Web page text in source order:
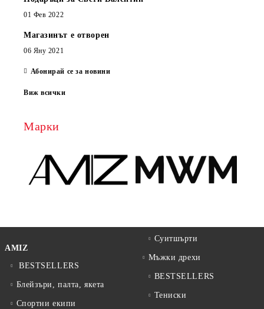
01 Фев 2022
Магазинът е отворен
06 Яну 2021
Абонирай се за новини
Виж всички
Марки
AMIZ
BESTSELLERS
Блейзъри, палта, якета
Спортни екипи
Суитшърти
Мъжки дрехи
BESTSELLERS
Тениски